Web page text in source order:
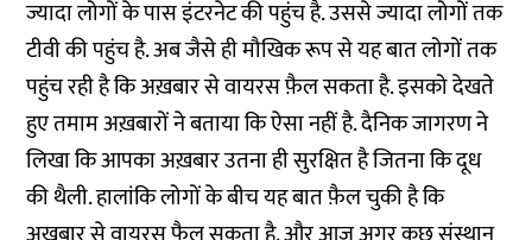
ज्यादा लोगों के पास इंटरनेट की पहुंच है. उससे ज्यादा लोगों तक
टीवी की पहुंच है. अब जैसे ही मौखिक रूप से यह बात लोगों तक
पहुंच रही है कि अख़बार से वायरस फ़ैल सकता है. इसको देखते
हुए तमाम अख़बारों ने बताया कि ऐसा नहीं है. दैनिक जागरण ने
लिखा कि आपका अख़बार उतना ही सुरक्षित है जितना कि दूध
की थैली. हालांकि लोगों के बीच यह बात फ़ैल चुकी है कि